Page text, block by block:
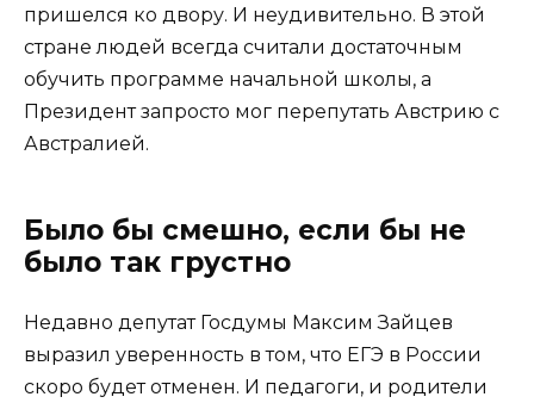
пришелся ко двору. И неудивительно. В этой
стране людей всегда считали достаточным
обучить программе начальной школы, а
Президент запросто мог перепутать Австрию с
Австралией.
Было бы смешно, если бы не
было так грустно
Недавно депутат Госдумы Максим Зайцев
выразил уверенность в том, что ЕГЭ в России
скоро будет отменен. И педагоги, и родители